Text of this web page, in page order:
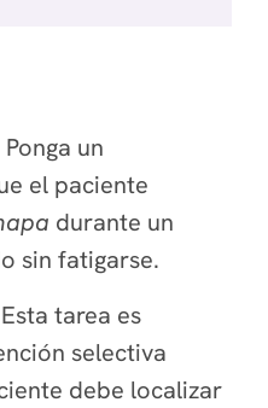
Ponga un
el paciente
durante un
sin fatigarse.
tarea es
selectiva
debe localizar